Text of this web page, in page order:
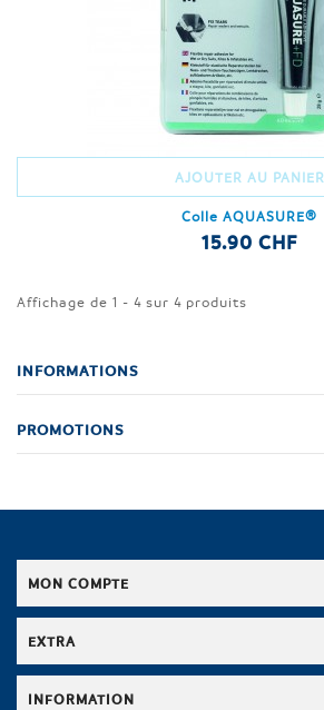
AJOUTER AU PANIER
Colle AQUASURE®
15.90 CHF
Affichage de 1 - 4 sur 4 produits
INFORMATIONS
PROMOTIONS
MON COMPTE
EXTRA
INFORMATION